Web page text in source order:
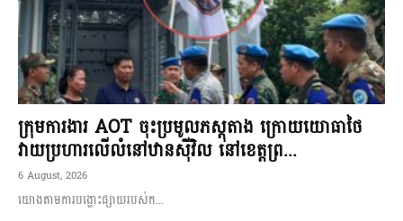
ក្រុមការងារ AOT ចុះប្រមូលភស្តុតាង ក្រោយយោធាថៃ
វាយប្រហារលើលំនៅឋានស៊ីវិល នៅខេត្តព្រ...
6 August, 2026
យោងតាមការបង្ហោះផ្សាយរបស់ក...